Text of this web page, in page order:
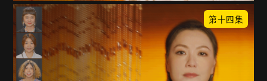
第十四集